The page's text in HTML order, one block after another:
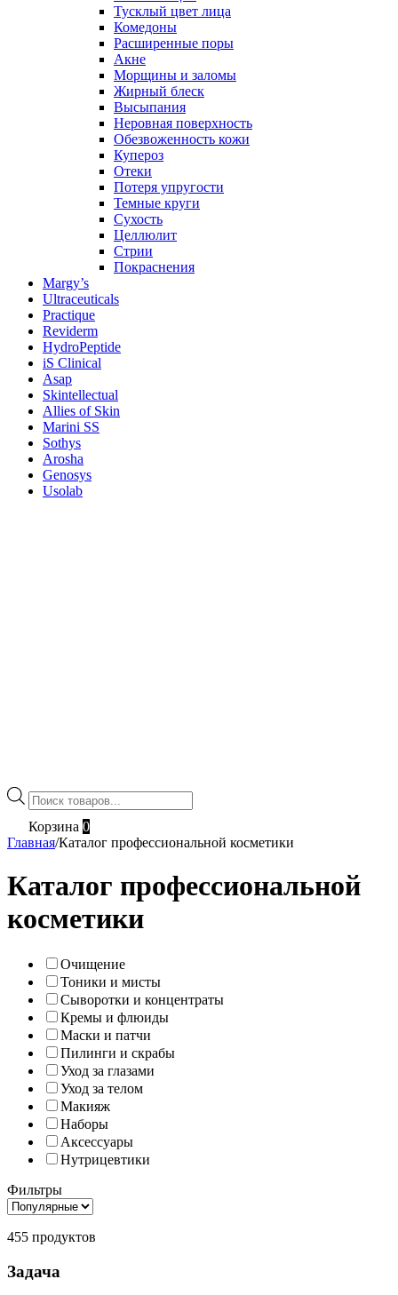
Тусклый цвет лица
Комедоны
Расширенные поры
Акне
Морщины и заломы
Жирный блеск
Высыпания
Неровная поверхность
Обезвоженность кожи
Купероз
Отеки
Потеря упругости
Темные круги
Сухость
Целлюлит
Стрии
Покраснения
Margy’s
Ultraceuticals
Practique
Reviderm
HydroPeptide
iS Clinical
Asap
Skintellectual
Allies of Skin
Marini SS
Sothys
Arosha
Genosys
Usolab
Поиск
товаров
Корзина 0
Главная/Каталог профессиональной косметики
Каталог профессиональной
косметики
Очищение
Тоники и мисты
Сыворотки и концентраты
Кремы и флюиды
Маски и патчи
Пилинги и скрабы
Уход за глазами
Уход за телом
Макияж
Наборы
Аксессуары
Нутрицевтики
Фильтры
455 продуктов
Задача